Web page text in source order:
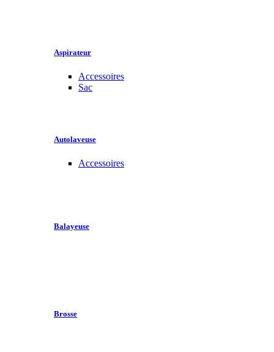
Aspirateur
Accessoires
Sac
Autolaveuse
Accessoires
Balayeuse
Brosse